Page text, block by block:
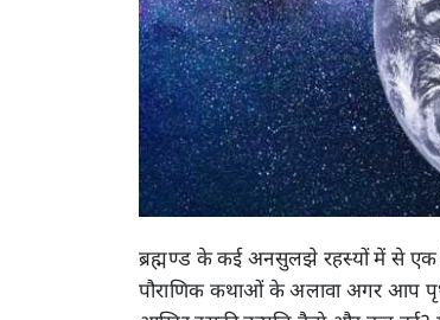
ब्रह्मण्ड के कई अनसुलझे रहस्यों में से एक हैं
पौराणिक कथाओं के अलावा अगर आप